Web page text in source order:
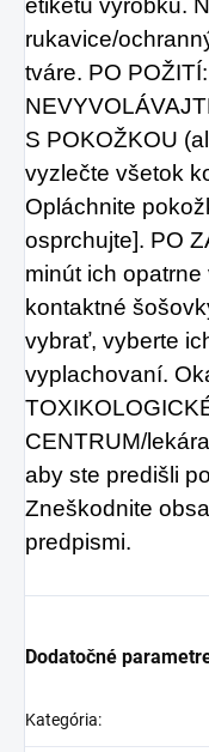
etiketu výrobku.
rukavice/
tváre. PO
S POKOŽKOU
vyzlečte všetok
Opláchnite
osprchujte]. PO
minút ich
kontaktné
vybrať, vyberte
vyplachovaní.
CENTRUM/
aby ste predišli
Zneškodnite
predpismi.
Dodatočné
Kategória: